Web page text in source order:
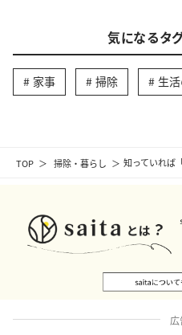
TOP 掃除・暮らし 知っていれば
気になるタ
家事 掃除 生
広